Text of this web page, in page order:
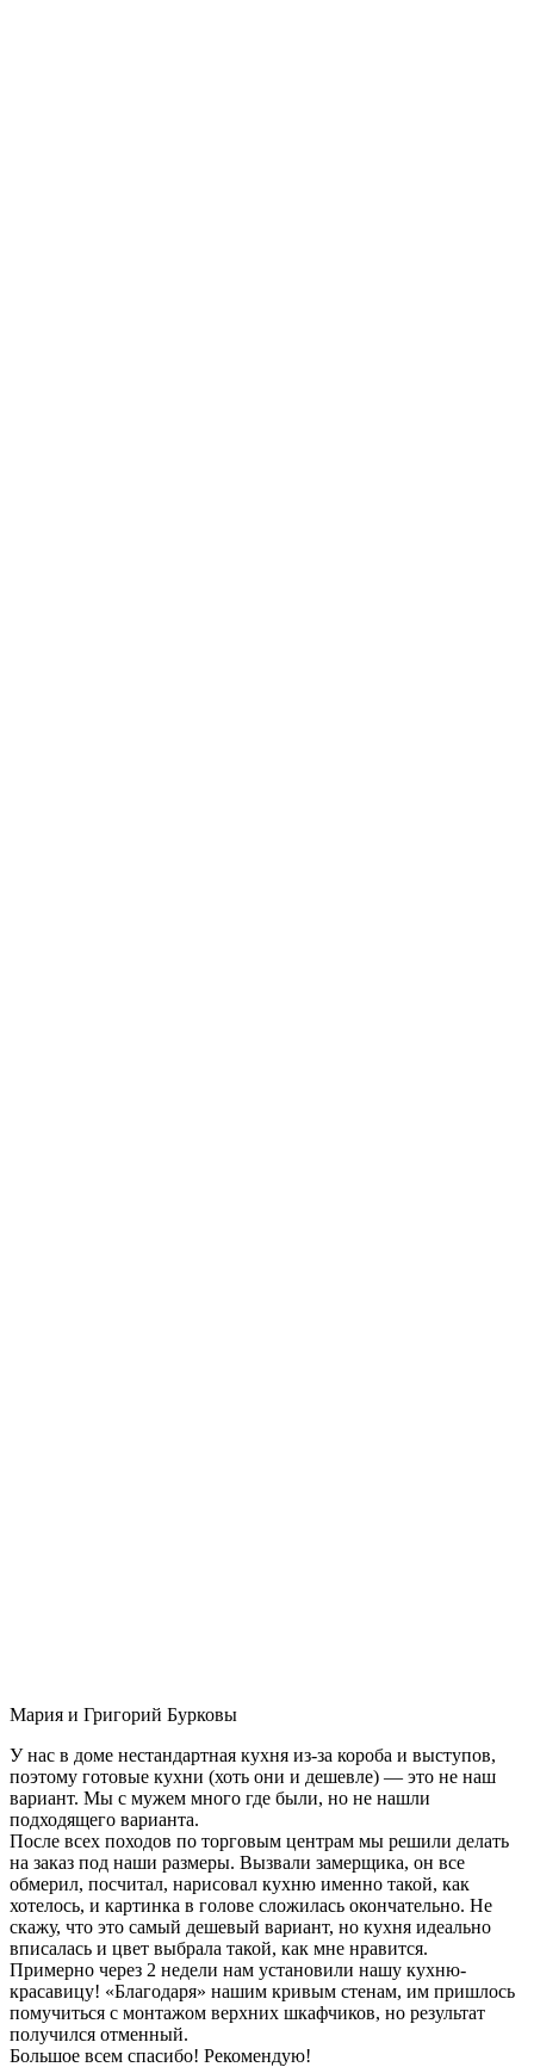
Мария и Григорий Бурковы
У нас в доме нестандартная кухня из-за короба и выступов,
поэтому готовые кухни (хоть они и дешевле) — это не наш
вариант. Мы с мужем много где были, но не нашли
подходящего варианта.
После всех походов по торговым центрам мы решили делать
на заказ под наши размеры. Вызвали замерщика, он все
обмерил, посчитал, нарисовал кухню именно такой, как
хотелось, и картинка в голове сложилась окончательно. Не
скажу, что это самый дешевый вариант, но кухня идеально
вписалась и цвет выбрала такой, как мне нравится.
Примерно через 2 недели нам установили нашу кухню-
красавицу! «Благодаря» нашим кривым стенам, им пришлось
помучиться с монтажом верхних шкафчиков, но результат
получился отменный.
Большое всем спасибо! Рекомендую!